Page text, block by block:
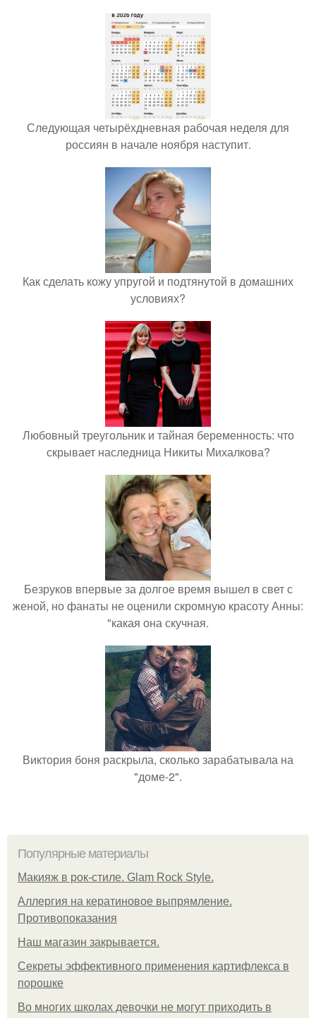
Следующая четырёхдневная рабочая неделя для
россиян в начале ноября наступит.
Как сделать кожу упругой и подтянутой в домашних
условиях?
Любовный треугольник и тайная беременность: что
скрывает наследница Никиты Михалкова?
Безруков впервые за долгое время вышел в свет с
женой, но фанаты не оценили скромную красоту Анны:
"какая она скучная.
Виктория боня раскрыла, сколько зарабатывала на
"доме-2".
Популярные материалы
Макияж в рок-стиле. Glam Rock Style.
Аллергия на кератиновое выпрямление.
Противопоказания
Нaш магaзин зaкрывaeтся.
Секреты эффективного применения картифлекса в
порошке
Во многих школах девочки не могут приходить в